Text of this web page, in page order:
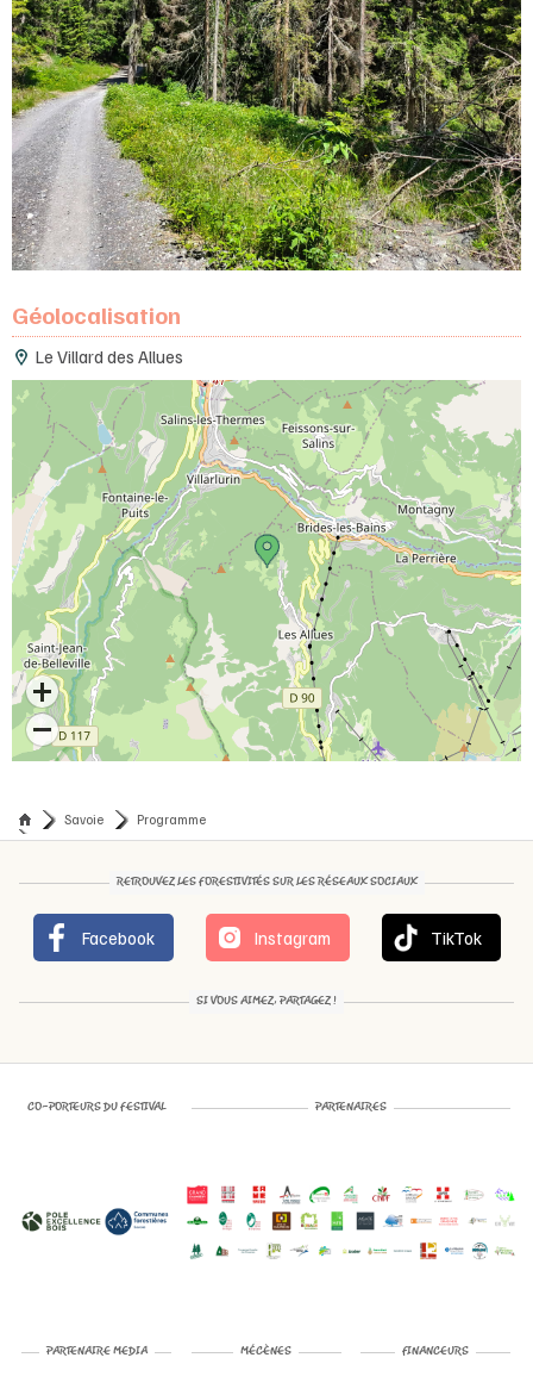
Géolocalisation
Le Villard des Allues
Savoie
Programme
Annulé / A la découverte de l'épicéa et du scolyte : un je t’aime moi non plus
RETROUVEZ LES FORESTIVITÉS SUR LES RÉSEAUX SOCIAUX
Facebook Instagram TikTok
SI VOUS AIMEZ, PARTAGEZ !
CO-PORTEURS DU FESTIVAL PARTENAIRES
PARTENAIRE MEDIA MÉCÈNES FINANCEURS